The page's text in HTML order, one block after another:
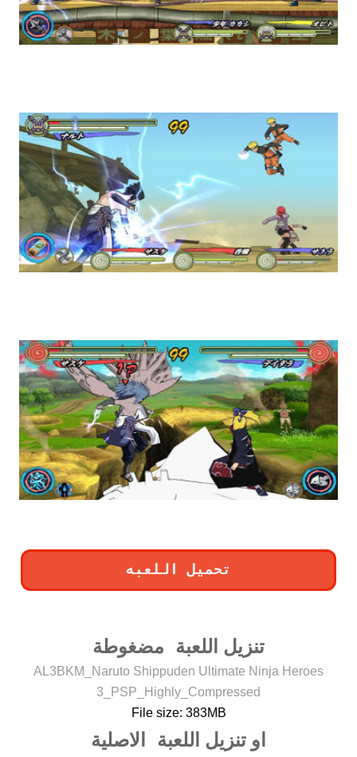
تحميل اللعبه
تنزيل اللعبة مضغوطة
AL3BKM_Naruto Shippuden Ultimate Ninja Heroes
3_PSP_Highly_Compressed
File size: 383MB
او تنزيل اللعبة الاصلية